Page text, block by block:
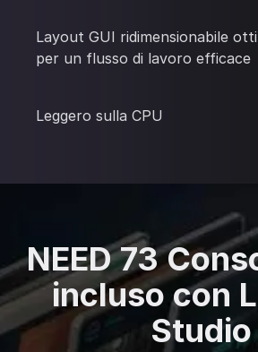
Layout GUI ridimensionabile
per un flusso di lavoro efficace
Leggero sulla CPU
NEED 73
incluso con
Studio